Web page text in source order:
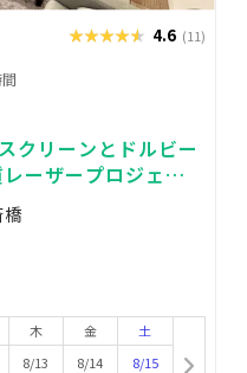
★★★★★
★★★★★ 4.6 (11)
クリーンとドルビー
ーザープロジェク
ったり
木
8/13
金
8/14
土
8/15